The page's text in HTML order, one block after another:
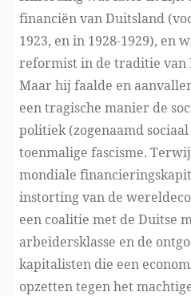
financiën van Duitsland
1923, en in 1928-1929), en
reformist in de traditie van
Maar hij faalde en
een tragische manier de
politiek (zogenaamd
toenmalige fascisme.
mondiale
instorting van de
een coalitie met de Duitse
arbeidersklasse en de
kapitalisten die een
opzetten tegen het